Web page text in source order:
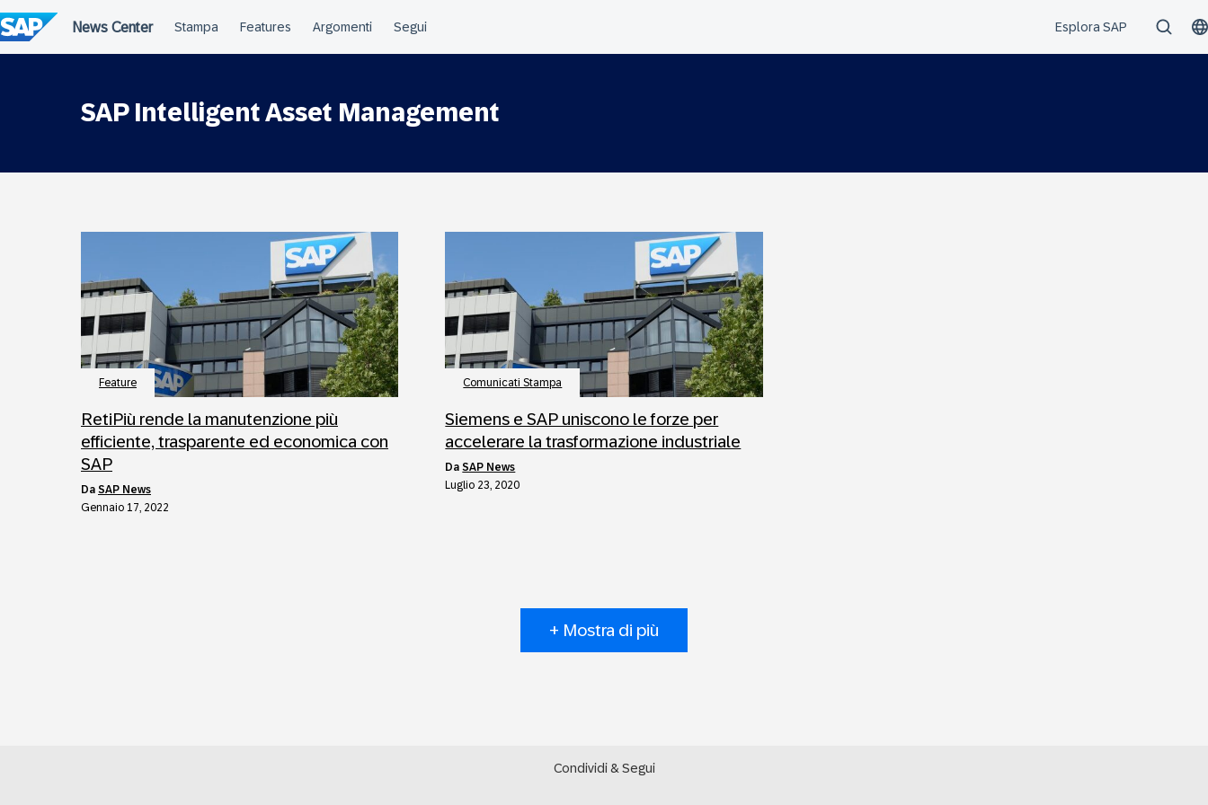
al
contenuto
SAP Intelligent Asset Management
Feature
RetiPiù rende la manutenzione più
efficiente, trasparente ed economica con
SAP
da SAP News
Gennaio 17, 2022
Comunicati Stampa
Siemens e SAP uniscono le forze per
accelerare la trasformazione industriale
daSAP News
Luglio 23, 2020
+ Mostra di più
Condividi & Segui